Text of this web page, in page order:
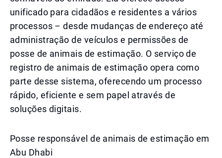
unificado para cidadãos e residentes a vários
processos – desde mudanças de endereço até
administração de veículos e permissões de
posse de animais de estimação. O serviço de
registro de animais de estimação opera como
parte desse sistema, oferecendo um processo
rápido, eficiente e sem papel através de
soluções digitais.
Posse responsável de animais de estimação em
Abu Dhabi